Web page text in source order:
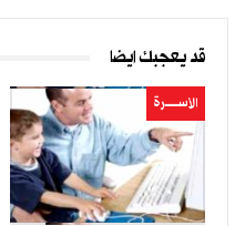
قد يعجبك ايضا
الأســــــرة